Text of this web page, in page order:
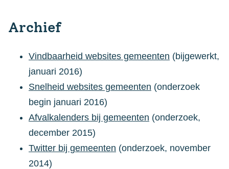
Archief
Vindbaarheid websites gemeenten (bijgewerkt,
januari 2016)
Snelheid websites gemeenten (onderzoek
begin januari 2016)
Afvalkalenders bij gemeenten (onderzoek,
december 2015)
Twitter bij gemeenten (onderzoek, november
2014)